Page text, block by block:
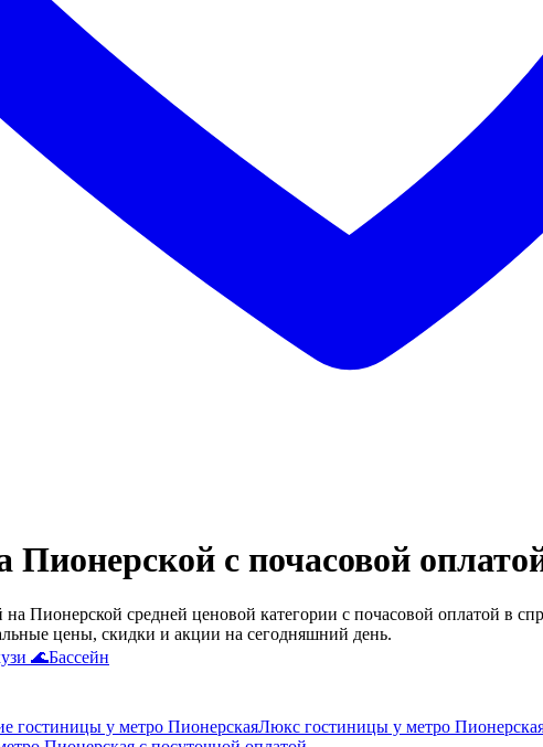
Пионерской c почасовой
Пионерской средней ценовой категории c почасовой оплатой в
цены, скидки и акции на сегодняшний день.
🌊Бассейн
гостиницы у метро ПионерскаяЛюкс гостиницы у метро